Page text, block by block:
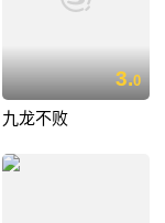
3.0
九龙不败